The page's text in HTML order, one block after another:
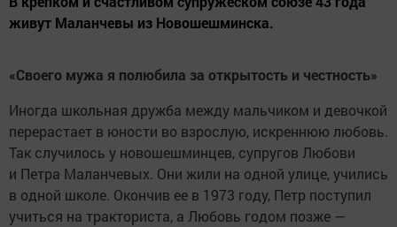
живут Маланчевы из Новошешминска.
«Своего мужа я полюбила за открытость и честность»
Иногда школьная дружба между мальчиком и девочкой
перерастает в юности во взрослую, искреннюю любовь.
Так случилось у новошешминцев, супругов Любови
и Петра Маланчевых. Они жили на одной улице, учились
в одной школе. Окончив ее в 1973 году, Петр поступил
учиться на тракториста, а Любовь годом позже —